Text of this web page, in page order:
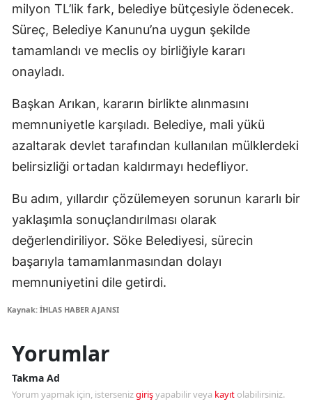
milyon TL’lik fark, belediye bütçesiyle ödenecek.
Süreç, Belediye Kanunu’na uygun şekilde
tamamlandı ve meclis oy birliğiyle kararı
onayladı.
Başkan Arıkan, kararın birlikte alınmasını
memnuniyetle karşıladı. Belediye, mali yükü
azaltarak devlet tarafından kullanılan mülklerdeki
belirsizliği ortadan kaldırmayı hedefliyor.
Bu adım, yıllardır çözülemeyen sorunun kararlı bir
yaklaşımla sonuçlandırılması olarak
değerlendiriliyor. Söke Belediyesi, sürecin
başarıyla tamamlanmasından dolayı
memnuniyetini dile getirdi.
Kaynak: İHLAS HABER AJANSI
Yorumlar
Takma Ad
Yorum yapmak için, istersenizgirişyapabilir veya kayıt olabilirsiniz.